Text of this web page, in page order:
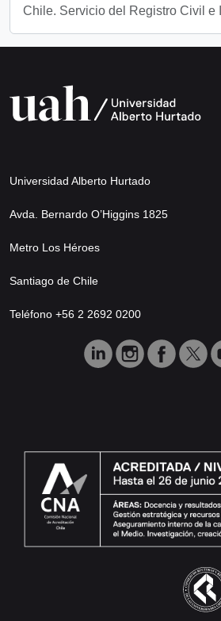
Chile. Servicio del Registro Civil e
Universidad Alberto Hurtado
Avda. Bernardo O’Higgins 1825
Metro Los Héroes
Santiago de Chile
Teléfono +56 2 2692 0200